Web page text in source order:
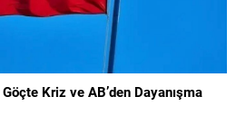
Kriz ve AB’den Dayanışma